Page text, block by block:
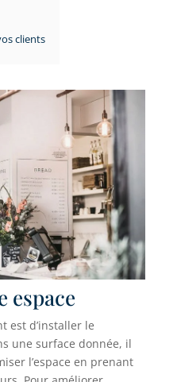
clients
espace
est d’installer le
une surface donnée, il
l’espace en prenant